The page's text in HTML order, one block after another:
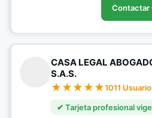
Contactar
CASA LEGAL
S.A.S.
1011
✔ Tarjeta profesional